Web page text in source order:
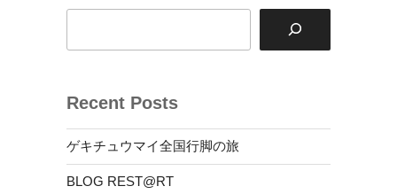
Recent Posts
ゲキチュウマイ全国行脚の旅
BLOG REST@RT